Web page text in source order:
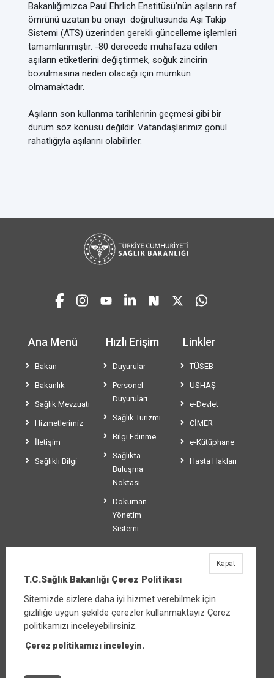
Bakanlığımızca Paul Ehrlich Enstitüsü’nün aşıların raf
ömrünü uzatan bu onayı doğrultusunda Aşı Takip
Sistemi (ATS) üzerinden gerekli güncelleme işlemleri
tamamlanmıştır. -80 derecede muhafaza edilen
aşıların etiketlerini değiştirmek, soğuk zincirin
bozulmasına neden olacağı için mümkün
olmamaktadır.
Aşıların son kullanma tarihlerinin geçmesi gibi bir
durum söz konusu değildir. Vatandaşlarımız gönül
rahatlığıyla aşılarını olabilirler.
Ana Menü
Bakan
Bakanlık
Sağlık Mevzuatı
Hizmetlerimiz
İletişim
Sağlıklı Bilgi
Hızlı Erişim
Duyurular
Personel
Duyuruları
Sağlık Turizmi
Bilgi Edinme
Sağlıkta
Buluşma
Noktası
Doküman
Yönetim
Sistemi
Linkler
TÜSEB
USHAŞ
e-Devlet
CİMER
e-Kütüphane
Hasta Hakları
T.C.Sağlık Bakanlığı
Üniversiteler Mahallesi Şehit Mehmet Bayraktar
Caddesi No:3 Çankaya/Ankara
Santral:+90 312 585 10 00
T.C.Sağlık Bakanlığı Çerez Politikası
Sitemizde sizlere daha iyi hizmet verebilmek için
gizliliğe uygun şekilde çerezler kullanmaktayız Çerez
politikamızı inceleyebilirsiniz.
Çerez politikamızı inceleyin.
Kapat